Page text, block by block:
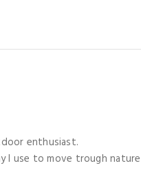
enthusiast.
I use to move trough nature